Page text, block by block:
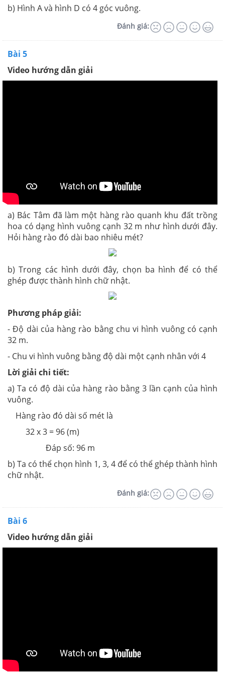
b) Hình A và hình D có 4 góc vuông.
Đánh giá:
Bài 5
Video hướng dẫn giải
a) Bác Tâm đã làm một hàng rào quanh khu đất trồng
hoa có dạng hình vuông cạnh 32 m như hình dưới đây.
Hỏi hàng rào đó dài bao nhiêu mét?
b) Trong các hình dưới đây, chọn ba hình để có thể
ghép được thành hình chữ nhật.
Phương pháp giải:
- Độ dài của hàng rào bằng chu vi hình vuông có cạnh
32 m.
- Chu vi hình vuông bằng độ dài một cạnh nhân với 4
Lời giải chi tiết:
a) Ta có độ dài của hàng rào bằng 3 lần cạnh của hình
vuông.
Hàng rào đó dài số mét là
32 x 3 = 96 (m)
Đáp số: 96 m
b) Ta có thể chọn hình 1, 3, 4 để có thể ghép thành hình
chữ nhật.
Đánh giá:
Bài 6
Video hướng dẫn giải